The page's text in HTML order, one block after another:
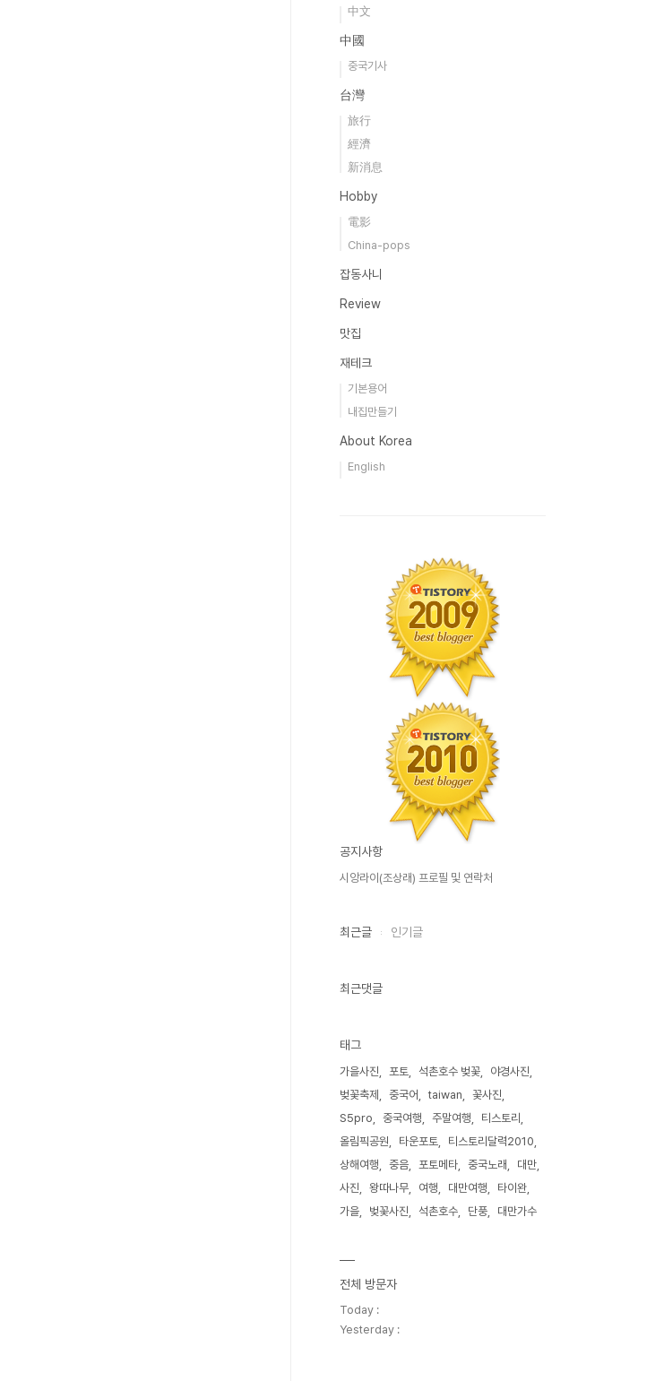
中文
中國
중국기사
台灣
旅行
經濟
新消息
Hobby
電影
China-pops
잡동사니
Review
맛집
재테크
기본용어
내집만들기
About Korea
English
공지사항
시앙라이(조상래) 프로필 및 연락처
최근글 인기글
최근댓글
태그
가을사진 포토 석촌호수 벚꽃
야경사진
벚꽃축제
중국어 taiwan
꽃사진
S5pro
중국여행 주말여행
티스토리
올림픽공원
타운포토
티스토리달력2010
상해여행
중음 포토메타 중국노래
대만
사진
왕따나무 여행 대만여행
타이완
가을
벚꽃사진 석촌호수 단풍 대만가수
전체 방문자
Today :
Yesterday :